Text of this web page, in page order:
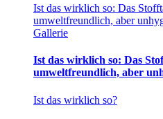
Ist das wirklich so: Das
umweltfreundlich, aber
Gallerie
Ist das wirklich so: Das
umweltfreundlich, aber
Ist das wirklich so?